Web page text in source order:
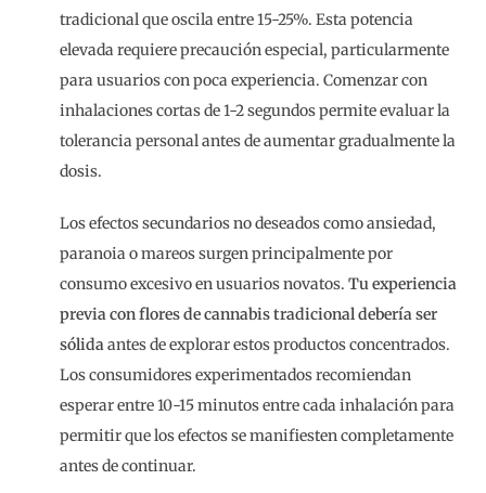
tradicional que oscila entre 15-25%. Esta potencia
elevada requiere precaución especial, particularmente
para usuarios con poca experiencia. Comenzar con
inhalaciones cortas de 1-2 segundos permite evaluar la
tolerancia personal antes de aumentar gradualmente la
dosis.
Los efectos secundarios no deseados como ansiedad,
paranoia o mareos surgen principalmente por
consumo excesivo en usuarios novatos. Tu experiencia
previa con flores de cannabis tradicional debería ser
sólidaantes de explorar estos productos concentrados.
Los consumidores experimentados recomiendan
esperar entre 10-15 minutos entre cada inhalación para
permitir que los efectos se manifiesten completamente
antes de continuar.